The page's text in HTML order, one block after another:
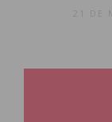
21 DE